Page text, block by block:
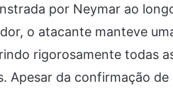
por Neymar ao
o atacante manteve
rigorosamente todas
Apesar da confirmação